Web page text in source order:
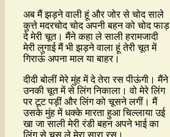
अब मैं झड़ने वाली हूं और जोर से चोद साले
कुत्ते मदरचोद चोद अपनी बहन को चोद फाड़
दे मेरी चूत। मैंने कहा ले साली हरामजादी
मेरी लुगाई मैं भी झड़ने वाला हूं तेरी चूत में
गिराऊं अपना माल या बाहर।
दीदी बोलीं मेरे मुंह में दे तेरा रस पीऊंगी। मैंने
उनकी चूत में से लिंग निकाला। वो मेरे लिंग
पर टूट पड़ीं और लिंग को चूसने लगीं। मैं
उसके मुंह में धक्के मारता हुआ चिल्लाया उई
खा जा साली मेरी रंडी बहन अपने भाई का
लिंग से चूस ले मेरा सारा रस।